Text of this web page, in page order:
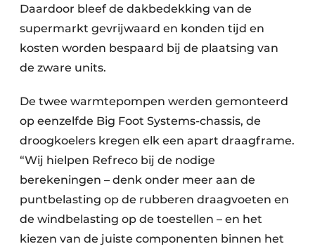
Daardoor bleef de dakbedekking van de
supermarkt gevrijwaard en konden tijd en
kosten worden bespaard bij de plaatsing van
de zware units.
De twee warmtepompen werden gemonteerd
op eenzelfde Big Foot Systems-chassis, de
droogkoelers kregen elk een apart draagframe.
“Wij hielpen Refreco bij de nodige
berekeningen – denk onder meer aan de
puntbelasting op de rubberen draagvoeten en
de windbelasting op de toestellen – en het
kiezen van de juiste componenten binnen het